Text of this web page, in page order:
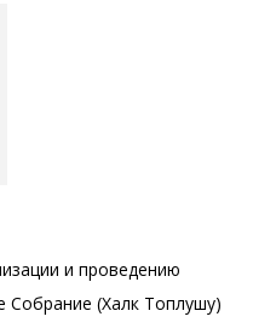
и проведению
(Халк Топлушу)